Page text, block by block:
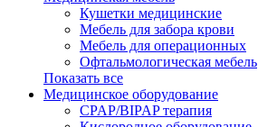
Кушетки медицинские
Мебель для забора крови
Мебель для операционных
Офтальмологическая мебель
Показать все
Медицинское оборудование
CPAP/BIPAP терапия